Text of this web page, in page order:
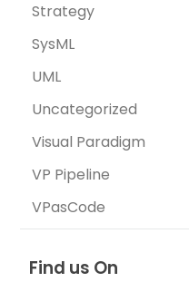
Strategy
SysML
UML
Uncategorized
Visual Paradigm
VP Pipeline
VPasCode
Find us On